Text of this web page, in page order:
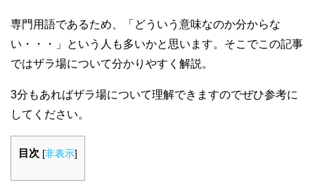
専門用語であるため、「どういう意味なのか分からな
い・・・」という人も多いかと思います。そこでこの記事
ではザラ場について分かりやすく解説。
3分もあればザラ場について理解できますのでぜひ参考に
してください。
目次 [非表示]